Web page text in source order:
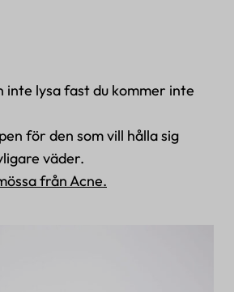
inte lysa fast du kommer inte
för den som vill hålla sig
väder.
från Acne.